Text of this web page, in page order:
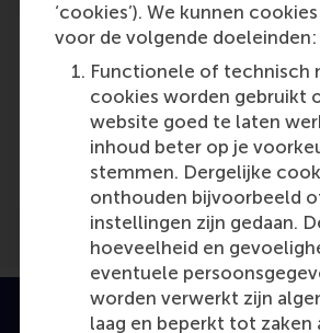
‘cookies’). We kunnen
voor de volgende doeleinden:
Functionele of technisch
cookies worden gebruikt
website goed te laten
inhoud beter op je
stemmen. Dergelijke
onthouden bijvoorbeeld
instellingen zijn gedaan.
hoeveelheid en
eventuele
worden verwerkt zijn
laag en beperkt tot zaken
Media Outlets
Het Financieele Dagblad